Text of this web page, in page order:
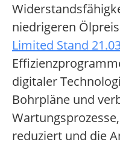
niedrigeren
Limited Stand
digitaler
Bohrpläne und
reduziert und die